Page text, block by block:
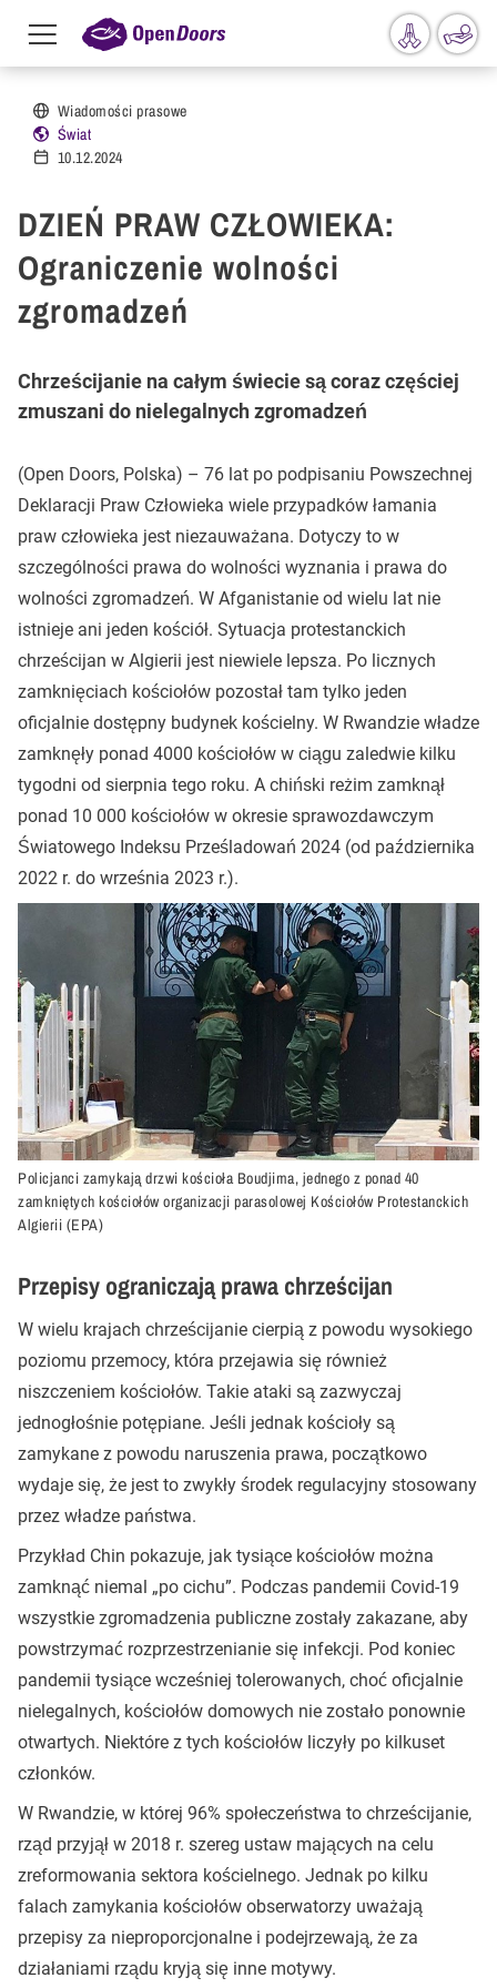
Przejdź do treści
Menu
toggle
Wiadomości prasowe
Świat
10.12.2024
DZIEŃ PRAW CZŁOWIEKA:
Ograniczenie wolności
zgromadzeń
Chrześcijanie na całym świecie są coraz częściej
zmuszani do nielegalnych zgromadzeń
(Open Doors, Polska) – 76 lat po podpisaniu Powszechnej
Deklaracji Praw Człowieka wiele przypadków łamania
praw człowieka jest niezauważana. Dotyczy to w
szczególności prawa do wolności wyznania i prawa do
wolności zgromadzeń. W Afganistanie od wielu lat nie
istnieje ani jeden kościół. Sytuacja protestanckich
chrześcijan w Algierii jest niewiele lepsza. Po licznych
zamknięciach kościołów pozostał tam tylko jeden
oficjalnie dostępny budynek kościelny. W Rwandzie władze
zamknęły ponad 4000 kościołów w ciągu zaledwie kilku
tygodni od sierpnia tego roku. A chiński reżim zamknął
ponad 10 000 kościołów w okresie sprawozdawczym
Światowego Indeksu Prześladowań 2024 (od października
2022 r. do września 2023 r.).
Policjanci zamykają drzwi kościoła Boudjima, jednego z ponad 40
zamkniętych kościołów organizacji parasolowej Kościołów Protestanckich
Algierii (EPA)
Przepisy ograniczają prawa chrześcijan
W wielu krajach chrześcijanie cierpią z powodu wysokiego
poziomu przemocy, która przejawia się również
niszczeniem kościołów. Takie ataki są zazwyczaj
jednogłośnie potępiane. Jeśli jednak kościoły są
zamykane z powodu naruszenia prawa, początkowo
wydaje się, że jest to zwykły środek regulacyjny stosowany
przez władze państwa.
Przykład Chin pokazuje, jak tysiące kościołów można
zamknąć niemal „po cichu”. Podczas pandemii Covid-19
wszystkie zgromadzenia publiczne zostały zakazane, aby
powstrzymać rozprzestrzenianie się infekcji. Pod koniec
pandemii tysiące wcześniej tolerowanych, choć oficjalnie
nielegalnych, kościołów domowych nie zostało ponownie
otwartych. Niektóre z tych kościołów liczyły po kilkuset
członków.
W Rwandzie, w której 96% społeczeństwa to chrześcijanie,
rząd przyjął w 2018 r. szereg ustaw mających na celu
zreformowania sektora kościelnego. Jednak po kilku
falach zamykania kościołów obserwatorzy uważają
przepisy za nieproporcjonalne i podejrzewają, że za
działaniami rządu kryją się inne motywy.